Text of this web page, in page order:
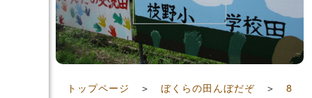
トップページ ＞ぼくらの田んぼだぞ ＞8